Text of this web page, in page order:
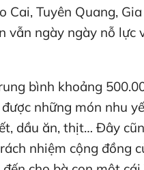
Cai, Tuyên Quang,
vẫn ngày ngày nỗ lực
bình khoảng
những món nhu
dầu ăn, thịt… Đây
nhiệm cộng đồng